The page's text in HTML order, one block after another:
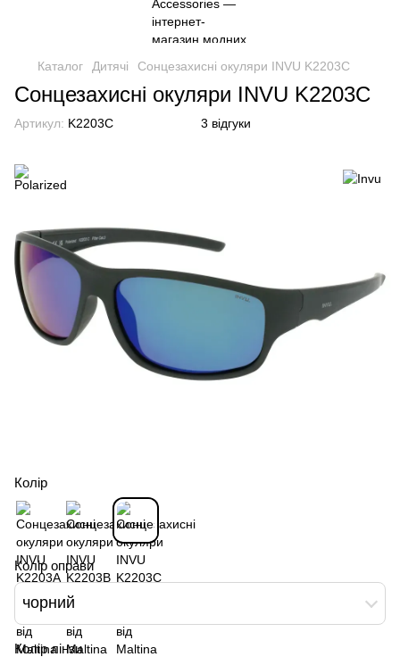
Каталог Дитячі Сонцезахисні окуляри INVU K2203C
Сонцезахисні окуляри INVU K2203C
Артикул: K2203C 3 відгуки
Колір
Колір оправи
чорний
Колір лінзи